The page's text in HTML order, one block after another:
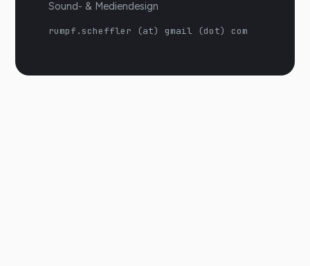
Sound- & Mediendesign
rumpf.scheffler (at) gmail (dot) com